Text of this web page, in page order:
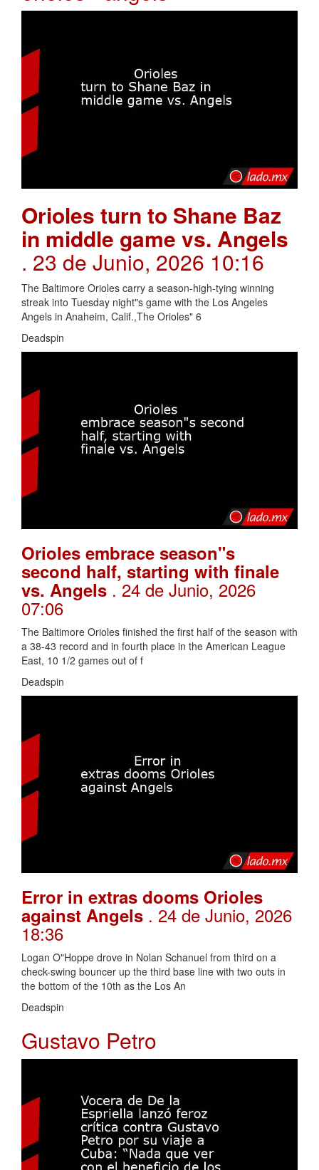
Orioles turn to Shane Baz
in middle game vs. Angels
. 23 de Junio, 2026 10:16
The Baltimore Orioles carry a season-high-tying winning
streak into Tuesday night"s game with the Los Angeles
Angels in Anaheim, Calif.,The Orioles" 6
Deadspin
Orioles embrace season"s
second half, starting with finale
vs. Angels . 24 de Junio, 2026
07:06
The Baltimore Orioles finished the first half of the season with
a 38-43 record and in fourth place in the American League
East, 10 1/2 games out of f
Deadspin
Error in extras dooms Orioles
against Angels . 24 de Junio, 2026
18:36
Logan O"Hoppe drove in Nolan Schanuel from third on a
check-swing bouncer up the third base line with two outs in
the bottom of the 10th as the Los An
Deadspin
Gustavo Petro